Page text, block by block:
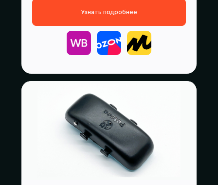
Узнать подробнее